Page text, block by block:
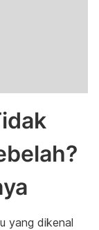
yang dikenal